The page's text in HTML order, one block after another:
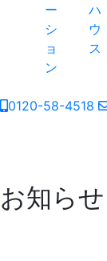
ー
シ
ョ
ン
ハ
ウ
ス
0120-58-4518
お知らせ